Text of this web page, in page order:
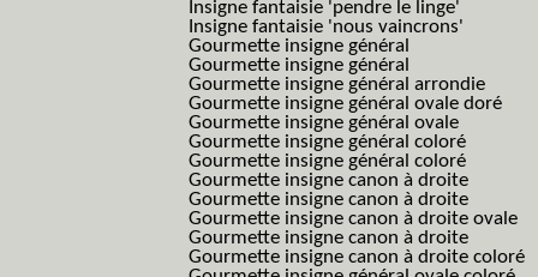
Insigne fantaisie 'pendre le linge'
Insigne fantaisie 'nous vaincrons'
Gourmette insigne général
Gourmette insigne général
Gourmette insigne général arrondie
Gourmette insigne général ovale doré
Gourmette insigne général ovale
Gourmette insigne général coloré
Gourmette insigne général coloré
Gourmette insigne canon à droite
Gourmette insigne canon à droite
Gourmette insigne canon à droite ovale
Gourmette insigne canon à droite
Gourmette insigne canon à droite coloré